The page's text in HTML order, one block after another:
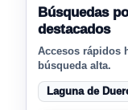
Búsquedas
destacados
Accesos rápidos
búsqueda alta.
Laguna de